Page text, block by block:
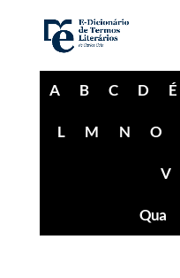
A B C D É
L M N O
V
Qua